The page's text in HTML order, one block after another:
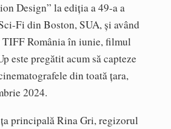
Design” la ediția a 49-a a
Fi din Boston, SUA, și având
România în iunie, filmul
este pregătit acum să capteze
din toată țara,
2024.
principală Rina Gri, regizorul